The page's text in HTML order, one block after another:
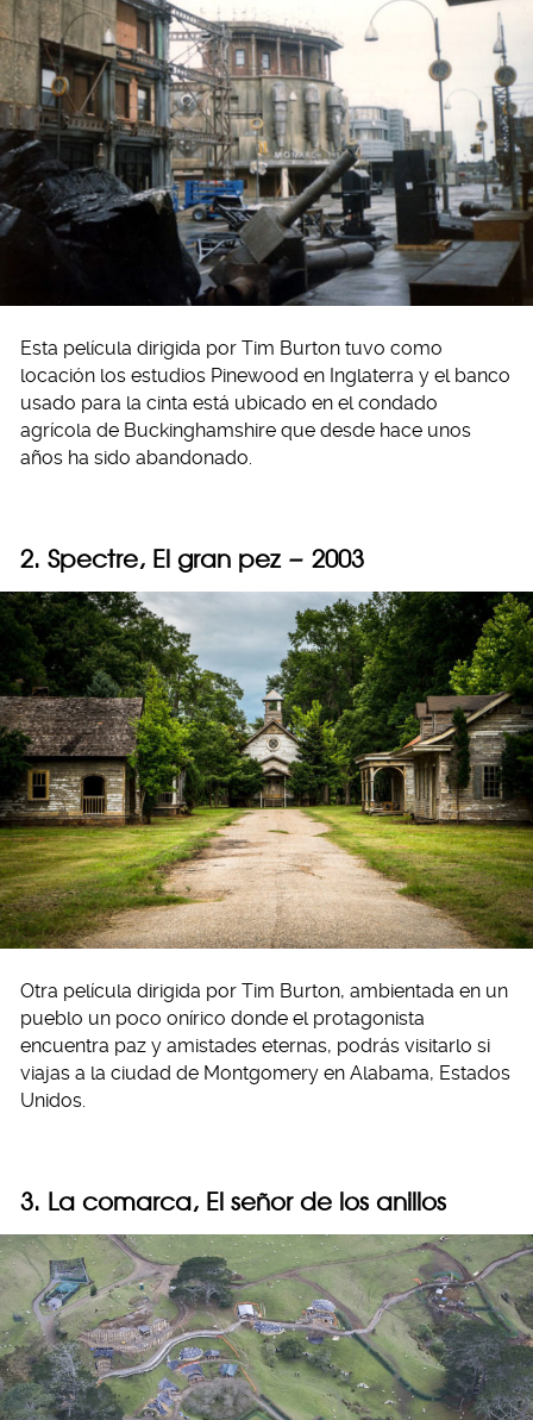
Esta película dirigida por Tim Burton tuvo como
locación los estudios Pinewood en Inglaterra y el banco
usado para la cinta está ubicado en el condado
agrícola de Buckinghamshire que desde hace unos
años ha sido abandonado.
2. Spectre, El gran pez– 2003
Otra película dirigida por Tim Burton, ambientada en un
pueblo un poco onírico donde el protagonista
encuentra paz y amistades eternas, podrás visitarlo si
viajas a la ciudad de Montgomery en Alabama, Estados
Unidos.
3. La comarca, El señor de los anillos